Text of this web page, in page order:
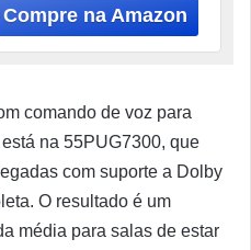
comando de voz para
na 55PUG7300, que
com suporte a Dolby
O resultado é um
média para salas de estar